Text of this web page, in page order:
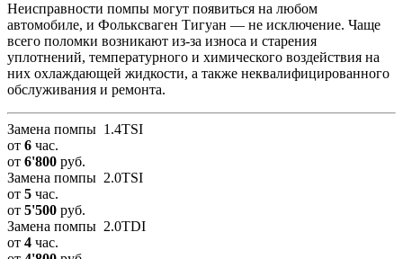
Неисправности помпы могут появиться на любом
автомобиле, и Фольксваген Тигуан — не исключение. Чаще
всего поломки возникают из-за износа и старения
уплотнений, температурного и химического воздействия на
них охлаждающей жидкости, а также неквалифицированного
обслуживания и ремонта.
Замена помпы 1.4TSI
от 6 час.
от 6'800 руб.
Замена помпы 2.0TSI
от 5 час.
от 5'500 руб.
Замена помпы 2.0TDI
от 4 час.